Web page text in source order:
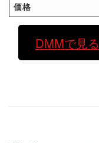
価格
DMMで見る